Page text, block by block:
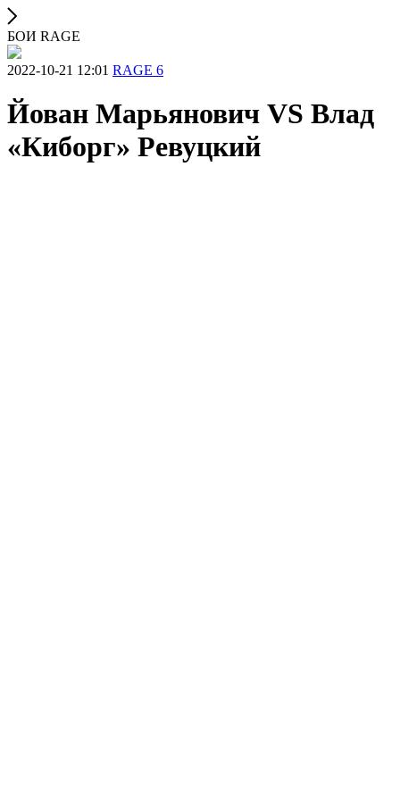
БОИ RAGE
2022-10-21 12:01 RAGE 6
Йован Марьянович VS Влад
«Киборг» Ревуцкий